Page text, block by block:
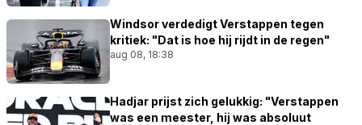
Windsor verdedigt Verstappen tegen
kritiek: "Dat is hoe hij rijdt in de regen"
aug 08, 18:38
Hadjar prijst zich gelukkig: "Verstappen
was een meester, hij was absoluut